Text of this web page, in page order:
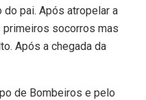
pai. Após atropelar a
primeiros socorros mas
Após a chegada da
de Bombeiros e pelo